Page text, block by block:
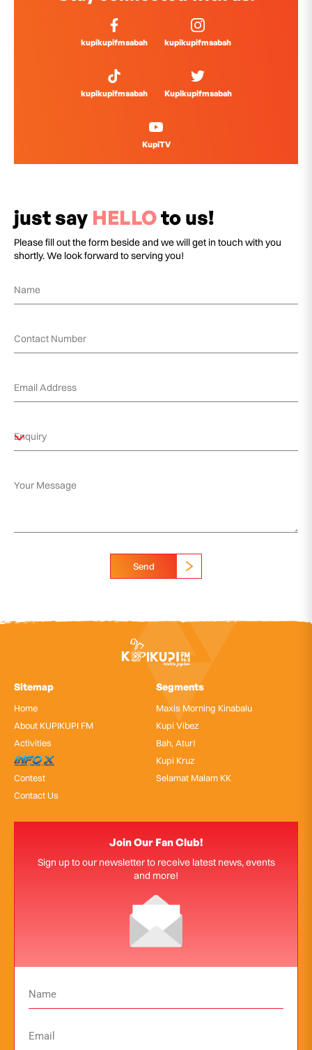
kupikupifmsabah kupikupifmsabah
kupikupifmsabah Kupikupifmsabah
KupiTV
just say HELLOto us!
Please fill out the form beside and we will get in touch with you
shortly. We look forward to serving you!
Send
Sitemap
Home
About KUPIKUPI FM
Activities
InfoX
Contest
Contact Us
Segments
Maxis Morning Kinabalu
Kupi Vibez
Bah, Atur!
Kupi Kruz
Selamat Malam KK
Join Our Fan Club!
Sign up to our newsletter to receive latest news, events
and more!